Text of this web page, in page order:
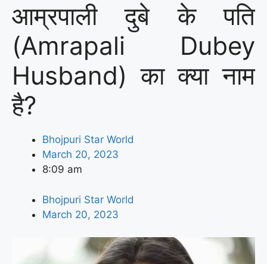
आम्रपाली दुबे के पति
(Amrapali Dubey
Husband) का क्या नाम
है?
Bhojpuri Star World
March 20, 2023
8:09 am
Bhojpuri Star World
March 20, 2023